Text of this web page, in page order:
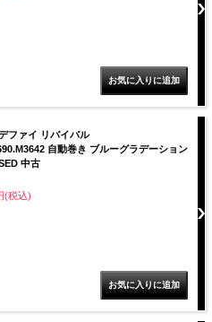
ファイ リバイバル
自動巻き ブルーグラデーション
中古
(税込)